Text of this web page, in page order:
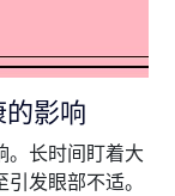
影响
。长时间盯着大
发眼部不适。